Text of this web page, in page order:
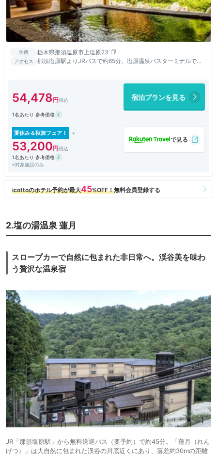
住所 栃木県那須塩原市上塩原23
アクセス
那須塩原駅よりJRバスで約65分。塩原温泉バスターミナルで
54,478 宿泊プランを見る
1名あたり 参考価格
夏休み＆秋旅フェア！
53,200
1名あたり 参考価格
※対象施設のみ
2.塩の湯温泉 蓮月
スロープカーで自然に包まれた非日常へ。渓谷美を味わ
う贅沢な温泉宿
JR「那須塩原駅」から無料送迎バス（要予約）で約45分。「蓮月（れん
げつ）」は大自然に包まれた渓谷の川底近くにあり、落差約30mの距離